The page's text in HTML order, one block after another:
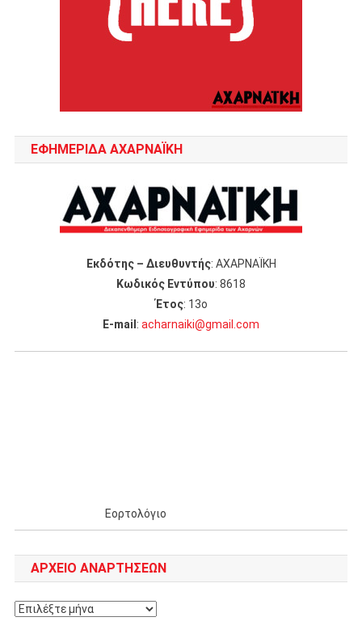
ΕΦΗΜΕΡΙΔΑ ΑΧΑΡΝΑΪΚΗ
Εκδότης – Διευθυντής: ΑΧΑΡΝΑΪΚΗ
Κωδικός Εντύπου: 8618
Έτος: 13ο
Ε-mail : acharnaiki@gmail.com
Εορτολόγιο
ΑΡΧΕΊΟ ΑΝΑΡΤΉΣΕΩΝ
Αρχείο